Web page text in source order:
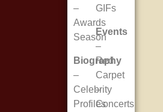
–
Awards
Season
Biography
–
Celebrity
Profiles
GIFs
Events
–
Red
Carpet
–
Concerts